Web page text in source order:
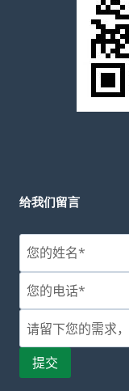
给我们留言